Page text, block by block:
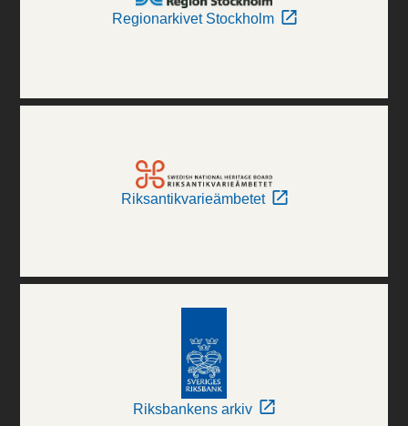
Regionarkivet Stockholm
Riksantikvarieämbetet
Riksbankens arkiv